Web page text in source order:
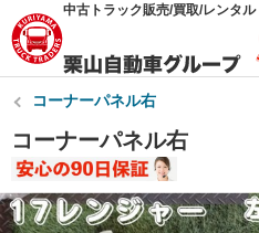
中古トラック販売/買取/レンタル
コーナーパネル右
コーナーパネル右